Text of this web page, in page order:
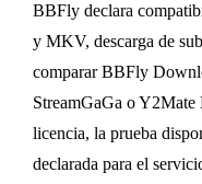
BBFly declara
y MKV, descarga de
comparar BBFly
StreamGaGa o
licencia, la prueba
declarada para el